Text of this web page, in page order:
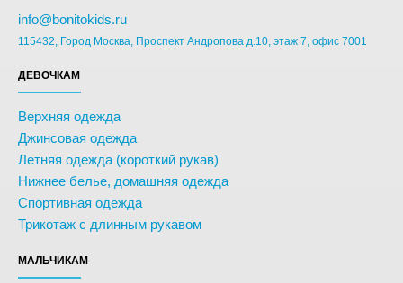
info@bonitokids.ru
115432, Город Москва, Проспект Андропова д.10, этаж 7, офис 7001
ДЕВОЧКАМ
Верхняя одежда
Джинсовая одежда
Летняя одежда (короткий рукав)
Нижнее белье, домашняя одежда
Спортивная одежда
Трикотаж с длинным рукавом
МАЛЬЧИКАМ